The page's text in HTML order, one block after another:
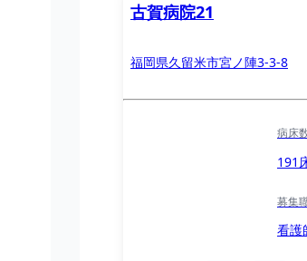
古賀病院21
福岡県久留米市宮ノ陣3-3-8
病床
191
募集
看護